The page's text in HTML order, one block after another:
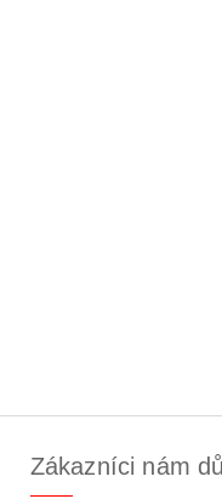
Zákazníci nám